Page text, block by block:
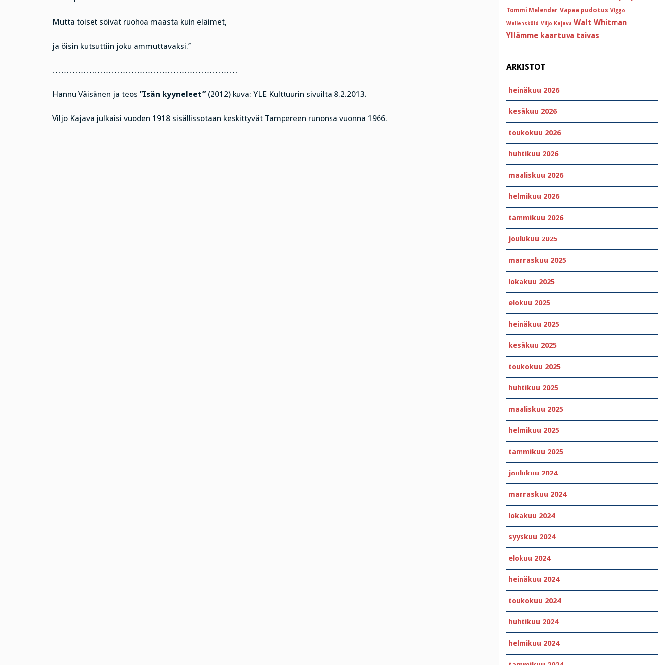
Mutta toiset söivät ruohoa maasta kuin eläimet,
ja öisin kutsuttiin joku ammuttavaksi.”
…………………………………………………………
Hannu Väisänen ja teos ”Isän kyyneleet”(2012) kuva: YLE Kulttuurin sivuilta 8.2.2013.
Viljo Kajava julkaisi vuoden 1918 sisällissotaan keskittyvät Tampereen runonsa vuonna 1966.
Tommi Melender Vapaa pudotus Viggo
Wallensköld Viljo Kajava Walt Whitman
Yllämme kaartuva taivas
ARKISTOT
heinäkuu 2026
kesäkuu 2026
toukokuu 2026
huhtikuu 2026
maaliskuu 2026
helmikuu 2026
tammikuu 2026
joulukuu 2025
marraskuu 2025
lokakuu 2025
elokuu 2025
heinäkuu 2025
kesäkuu 2025
toukokuu 2025
huhtikuu 2025
maaliskuu 2025
helmikuu 2025
tammikuu 2025
joulukuu 2024
marraskuu 2024
lokakuu 2024
syyskuu 2024
elokuu 2024
heinäkuu 2024
toukokuu 2024
huhtikuu 2024
helmikuu 2024